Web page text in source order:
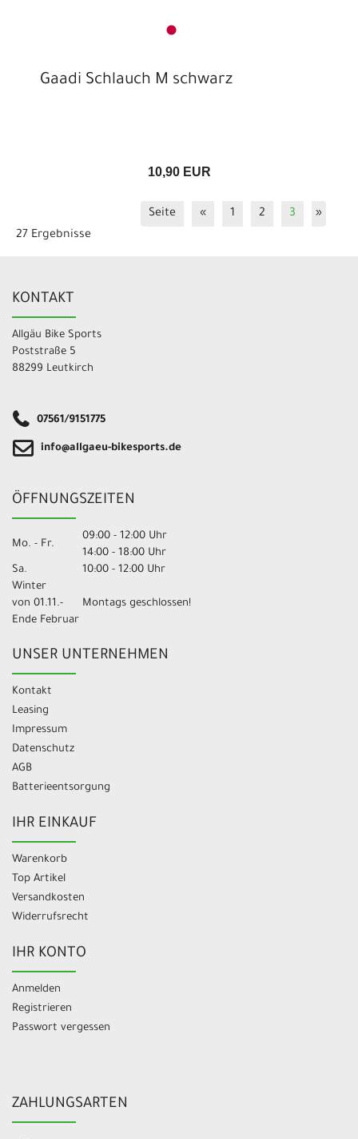
Gaadi Schlauch M schwarz
10,90 EUR
Seite « 1 2 3
»
27 Ergebnisse
KONTAKT
Allgäu Bike Sports
Poststraße 5
88299 Leutkirch
07561/9151775
info@allgaeu-bikesports.de
ÖFFNUNGSZEITEN
Mo. - Fr.
09:00 - 12:00 Uhr
14:00 - 18:00 Uhr
Sa.
10:00 - 12:00 Uhr
Winter
von 01.11.-
Ende Februar
Montags geschlossen!
UNSER UNTERNEHMEN
Kontakt
Leasing
Impressum
Datenschutz
AGB
Batterieentsorgung
IHR EINKAUF
Warenkorb
Top Artikel
Versandkosten
Widerrufsrecht
IHR KONTO
Anmelden
Registrieren
Passwort vergessen
ZAHLUNGSARTEN